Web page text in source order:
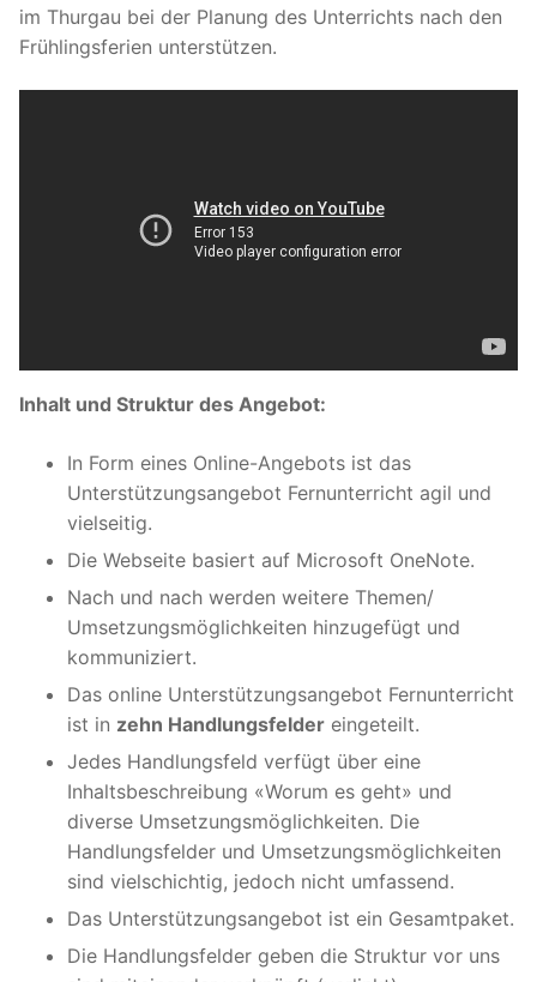
im Thurgau bei der Planung des Unterrichts nach den
Frühlingsferien unterstützen.
Inhalt und Struktur des Angebot:
In Form eines Online-Angebots ist das
Unterstützungsangebot Fernunterricht agil und
vielseitig.
Die Webseite basiert auf Microsoft OneNote.
Nach und nach werden weitere Themen/
Umsetzungsmöglichkeiten hinzugefügt und
kommuniziert.
Das online Unterstützungsangebot Fernunterricht
ist in zehn Handlungsfelder eingeteilt.
Jedes Handlungsfeld verfügt über eine
Inhaltsbeschreibung «Worum es geht» und
diverse Umsetzungsmöglichkeiten. Die
Handlungsfelder und Umsetzungsmöglichkeiten
sind vielschichtig, jedoch nicht umfassend.
Das Unterstützungsangebot ist ein Gesamtpaket.
Die Handlungsfelder geben die Struktur vor uns